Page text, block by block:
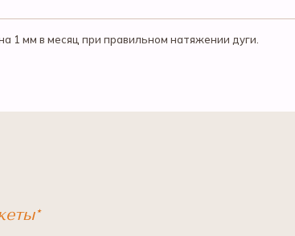
1 мм в месяц при правильном натяжении дуги.